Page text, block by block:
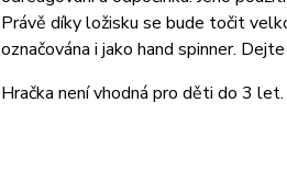
Právě díky ložisku se bude točit
označována i jako hand spinner.
Hračka není vhodná pro děti do 3 let.